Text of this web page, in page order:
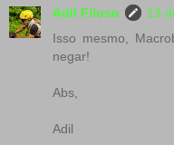
Adil Filoso
13
Isso mesmo,
negar!
Abs,
Adil